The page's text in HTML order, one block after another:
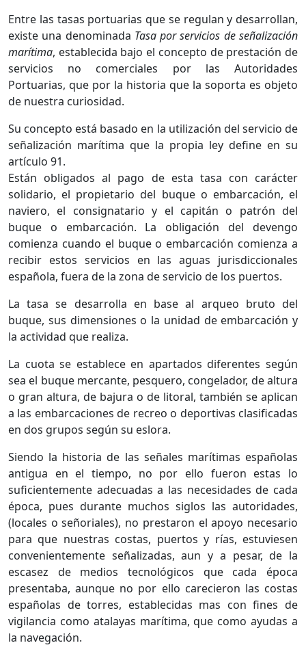
Entre las tasas portuarias que se regulan y desarrollan,
existe una denominada Tasa por servicios de señalización
marítima, establecida bajo el concepto de prestación de
servicios no comerciales por las Autoridades
Portuarias, que por la historia que la soporta es objeto
de nuestra curiosidad.
Su concepto está basado en la utilización del servicio de
señalización marítima que la propia ley define en su
artículo 91.
Están obligados al pago de esta tasa con carácter
solidario, el propietario del buque o embarcación, el
naviero, el consignatario y el capitán o patrón del
buque o embarcación. La obligación del devengo
comienza cuando el buque o embarcación comienza a
recibir estos servicios en las aguas jurisdiccionales
española, fuera de la zona de servicio de los puertos.
La tasa se desarrolla en base al arqueo bruto del
buque, sus dimensiones o la unidad de embarcación y
la actividad que realiza.
La cuota se establece en apartados diferentes según
sea el buque mercante, pesquero, congelador, de altura
o gran altura, de bajura o de litoral, también se aplican
a las embarcaciones de recreo o deportivas clasificadas
en dos grupos según su eslora.
Siendo la historia de las señales marítimas españolas
antigua en el tiempo, no por ello fueron estas lo
suficientemente adecuadas a las necesidades de cada
época, pues durante muchos siglos las autoridades,
(locales o señoriales), no prestaron el apoyo necesario
para que nuestras costas, puertos y rías, estuviesen
convenientemente señalizadas, aun y a pesar, de la
escasez de medios tecnológicos que cada época
presentaba, aunque no por ello carecieron las costas
españolas de torres, establecidas mas con fines de
vigilancia como atalayas marítima, que como ayudas a
la navegación.